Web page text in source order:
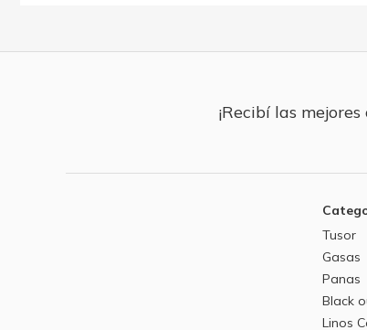
¡Recibí las
Tusor
Gasas
Panas
Black
Linos